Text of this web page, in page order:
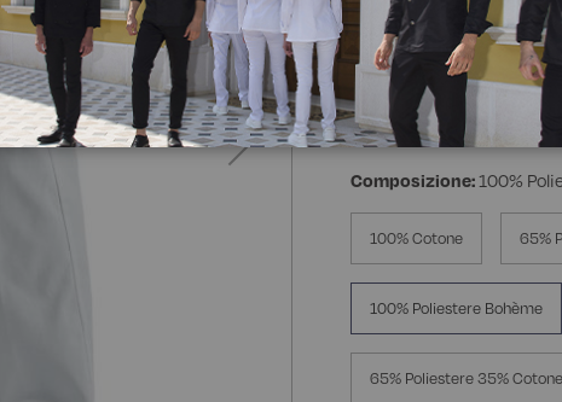
Composizione:100%
100% Cotone 65%
100% Poliestere Bohème
65% Poliestere 35%